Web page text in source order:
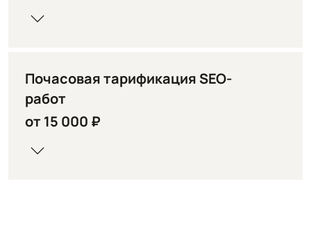
Почасовая тарификация SEO-
работ
от 15 000 ₽